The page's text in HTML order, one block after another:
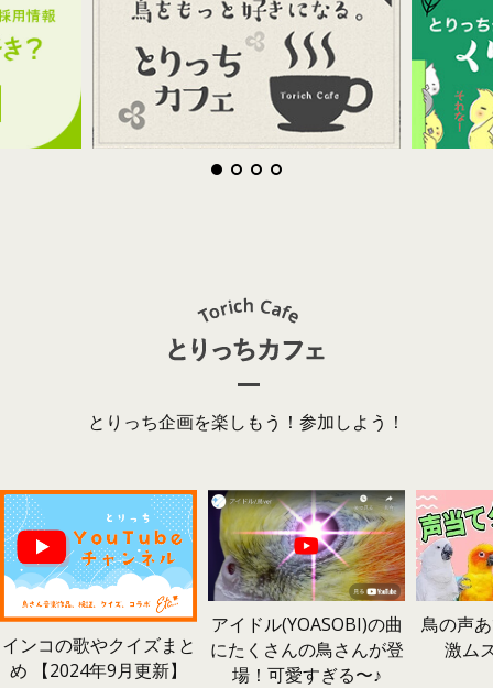
とりっち企画を楽しもう！参加しよう！
インコの歌やクイズまと
め 【2024年9月更新】
アイドル(YOASOBI)の曲
にたくさんの鳥さんが登
場！可愛すぎる〜♪
鳥の声
激ム